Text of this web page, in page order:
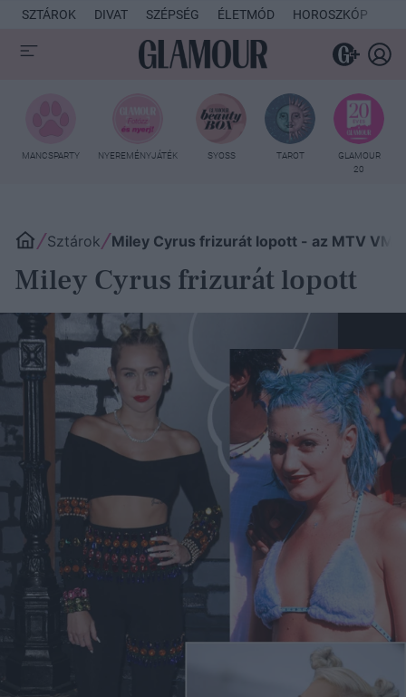
SZTÁROK DIVAT SZÉPSÉG ÉLETMÓD HOROSZKÓP
MANCSPARTY NYEREMÉNYJÁTÉK SYOSS TAROT
GLAMOUR
20
Sztárok Miley Cyrus frizurát lopott - az MTV
Miley Cyrus frizurát lopott